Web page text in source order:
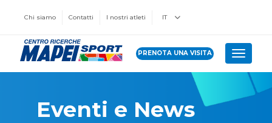
Chi siamo Contatti I nostri atleti IT
PRENOTA UNA VISITA Toggle
Eventi e News